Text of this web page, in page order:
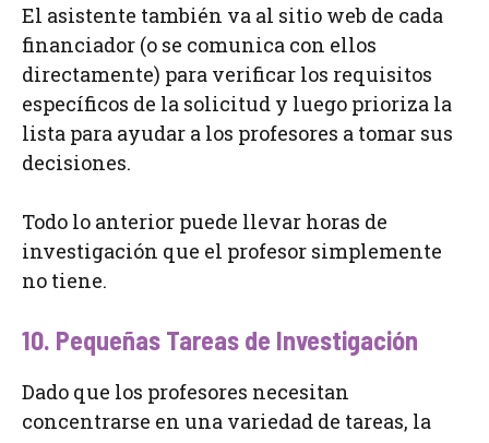
El asistente también va al sitio web de cada
financiador (o se comunica con ellos
directamente) para verificar los requisitos
específicos de la solicitud y luego prioriza la
lista para ayudar a los profesores a tomar sus
decisiones.
Todo lo anterior puede llevar horas de
investigación que el profesor simplemente
no tiene.
10. Pequeñas Tareas de Investigación
Dado que los profesores necesitan
concentrarse en una variedad de tareas, la